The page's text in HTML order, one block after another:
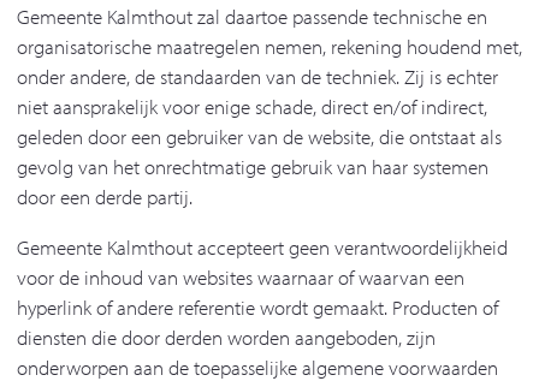
Gemeente Kalmthout zal daartoe passende technische en
organisatorische maatregelen nemen, rekening houdend met,
onder andere, de standaarden van de techniek. Zij is echter
niet aansprakelijk voor enige schade, direct en/of indirect,
geleden door een gebruiker van de website, die ontstaat als
gevolg van het onrechtmatige gebruik van haar systemen
door een derde partij.
Gemeente Kalmthout accepteert geen verantwoordelijkheid
voor de inhoud van websites waarnaar of waarvan een
hyperlink of andere referentie wordt gemaakt. Producten of
diensten die door derden worden aangeboden, zijn
onderworpen aan de toepasselijke algemene voorwaarden